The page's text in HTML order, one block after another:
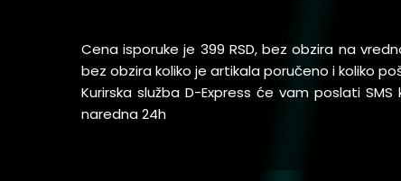
Cena isporuke je 399 RSD, bez obzira na
bez obzira koliko je artikala poručeno i koliko
Kurirska služba D-Express će vam poslati
naredna 24h